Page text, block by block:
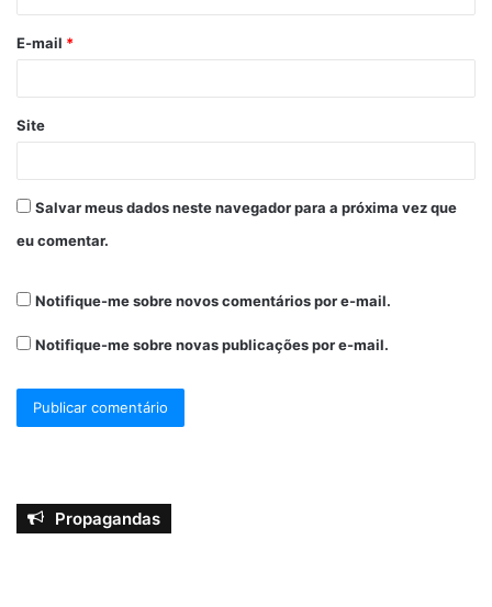
E-mail *
Site
Salvar meus dados neste navegador para a próxima vez que
eu comentar.
Notifique-me sobre novos comentários por e-mail.
Notifique-me sobre novas publicações por e-mail.
Propagandas